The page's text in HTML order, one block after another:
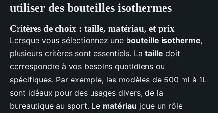
utiliser des bouteilles isothermes
Critères de choix : taille, matériau, et prix
Lorsque vous sélectionnez une bouteille isotherme,
plusieurs critères sont essentiels. La taille doit
correspondre à vos besoins quotidiens ou
spécifiques. Par exemple, les modèles de 500 ml à 1L
sont idéaux pour des usages divers, de la
bureautique au sport. Le matériau joue un rôle